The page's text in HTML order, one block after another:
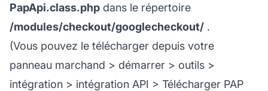
PapApi.class.php dans le répertoire
/modules/checkout/googlecheckout/ .
(Vous pouvez le télécharger depuis votre
panneau marchand > démarrer > outils >
intégration > intégration API > Télécharger PAP